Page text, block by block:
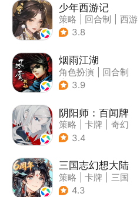
少年西游记
策略 回合制
西游
| 中国风
3.8
烟雨江湖
角色扮演
回合制
| 武侠
3.9
阴阳师：百闻牌
策略 卡牌
奇幻
| 阴阳师
3.4
三国志幻想大陆
策略 卡牌
三国
| 美少女
4.3